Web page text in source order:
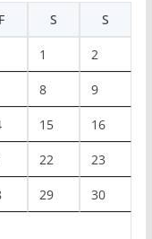
F S S
1 2
8 9
15 16
22 23
29 30